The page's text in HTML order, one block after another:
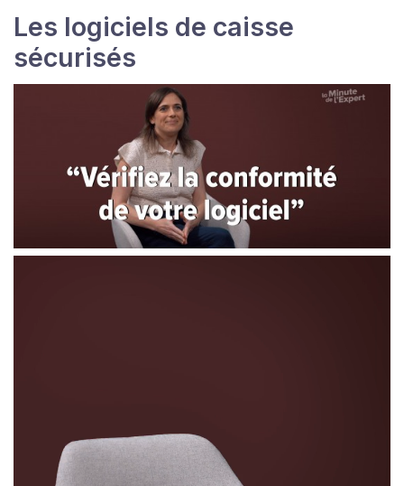
Les logiciels de caisse
sécurisés